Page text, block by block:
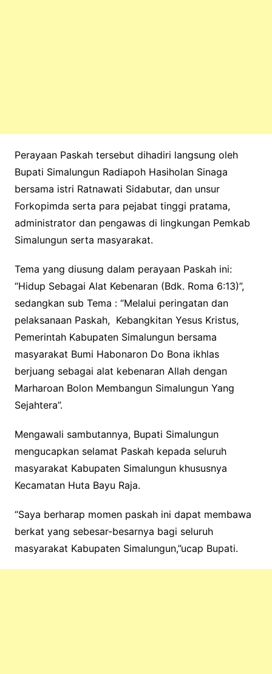
Perayaan Paskah tersebut dihadiri langsung oleh
Bupati Simalungun Radiapoh Hasiholan Sinaga
bersama istri Ratnawati Sidabutar, dan unsur
Forkopimda serta para pejabat tinggi pratama,
administrator dan pengawas di lingkungan Pemkab
Simalungun serta masyarakat.
Tema yang diusung dalam perayaan Paskah ini:
“Hidup Sebagai Alat Kebenaran (Bdk. Roma 6:13)”,
sedangkan sub Tema : “Melalui peringatan dan
pelaksanaan Paskah, Kebangkitan Yesus Kristus,
Pemerintah Kabupaten Simalungun bersama
masyarakat Bumi Habonaron Do Bona ikhlas
berjuang sebagai alat kebenaran Allah dengan
Marharoan Bolon Membangun Simalungun Yang
Sejahtera”.
Mengawali sambutannya, Bupati Simalungun
mengucapkan selamat Paskah kepada seluruh
masyarakat Kabupaten Simalungun khususnya
Kecamatan Huta Bayu Raja.
“Saya berharap momen paskah ini dapat membawa
berkat yang sebesar-besarnya bagi seluruh
masyarakat Kabupaten Simalungun,”ucap Bupati.